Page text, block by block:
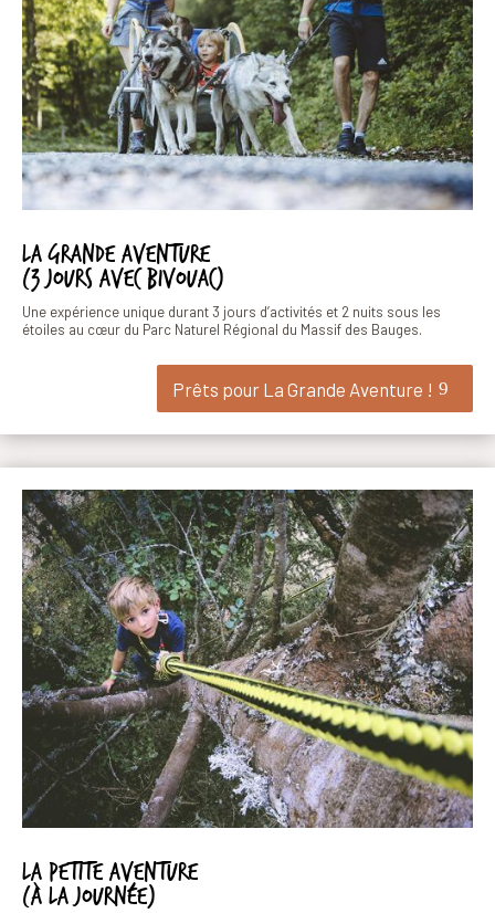
La grande aventure
(3 jours avec bivouac)
Une expérience unique durant 3 jours d’activités et 2 nuits sous les
étoiles au cœur du Parc Naturel Régional du Massif des Bauges.
Prêts pour La Grande Aventure !
La petite aventure
(à la journée)